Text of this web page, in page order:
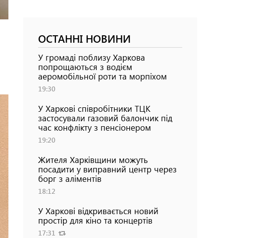
ОСТАННІ НОВИНИ
У громаді поблизу Харкова
попрощаються з водієм
аеромобільної роти та морпіхом
19:30
У Харкові співробітники ТЦК
застосували газовий балончик під
час конфлікту з пенсіонером
19:20
Жителя Харківщини можуть
посадити у виправний центр через
борг з аліментів
18:12
У Харкові відкривається новий
простір для кіно та концертів
17:31